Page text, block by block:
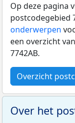
Op deze pagina
postcodegebied
onderwerpen
een overzicht
7742AB.
Overzicht
Over het